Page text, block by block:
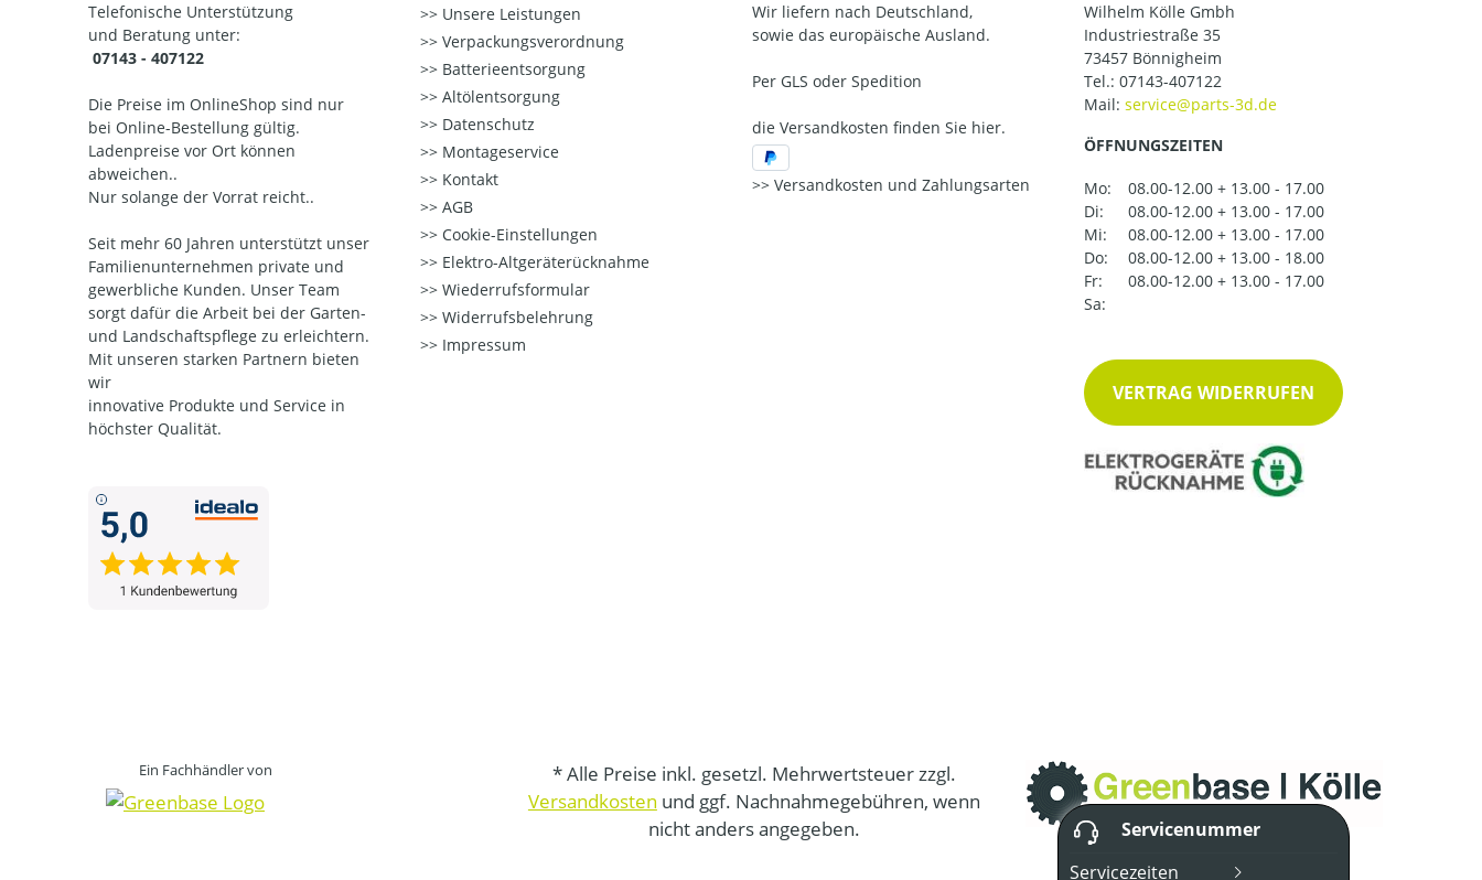
Telefonische Unterstützung
und Beratung unter:
07143 - 407122
Die Preise im OnlineShop sind nur
bei Online-Bestellung gültig.
Ladenpreise vor Ort können
abweichen..
Nur solange der Vorrat reicht..
Seit mehr 60 Jahren unterstützt unser
Familienunternehmen private und
gewerbliche Kunden. Unser Team
sorgt dafür die Arbeit bei der Garten-
und Landschaftspflege zu erleichtern.
Mit unseren starken Partnern bieten
wir
innovative Produkte und Service in
höchster Qualität.
Unsere Leistungen
Verpackungsverordnung
Batterieentsorgung
Altölentsorgung
Datenschutz
Montageservice
Kontakt
AGB
Cookie-Einstellungen
Elektro-Altgeräterücknahme
Wiederrufsformular
Widerrufsbelehrung
Impressum
Wir liefern nach Deutschland,
sowie das europäische Ausland.
Per GLS oder Spedition
die Versandkosten finden Sie hier.
Versandkosten und Zahlungsarten
Wilhelm Kölle Gmbh
Industriestraße 35
73457 Bönnigheim
Tel.: 07143-407122
Mail:
ÖFFNUNGSZEITEN
Mo:
08.00-12.00 + 13.00 - 17.00
Di:
08.00-12.00 + 13.00 - 17.00
Mi:
08.00-12.00 + 13.00 - 17.00
Do:
08.00-12.00 + 13.00 - 18.00
Fr:
08.00-12.00 + 13.00 - 17.00
Sa:
VERTRAG WIDERRUFEN
Ein Fachhändler von
* Alle Preise inkl. gesetzl. Mehrwertsteuer zzgl.
Versandkosten und ggf. Nachnahmegebühren, wenn
nicht anders angegeben.
Servicenummer
Servicezeiten